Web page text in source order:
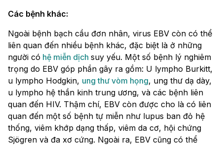
Các bệnh khác:
Ngoài bệnh bạch cầu đơn nhân, virus EBV còn có thể
liên quan đến nhiều bệnh khác, đặc biệt là ở những
người có hệ miễn dịch suy yếu. Một số bệnh lý nghiêm
trọng do EBV góp phần gây ra gồm: U lympho Burkitt,
u lympho Hodgkin, ung thư vòm họng, ung thư dạ dày,
u lympho hệ thần kinh trung ương, và các bệnh liên
quan đến HIV. Thậm chí, EBV còn được cho là có liên
quan đến một số bệnh tự miễn như lupus ban đỏ hệ
thống, viêm khớp dạng thấp, viêm da cơ, hội chứng
Sjögren và đa xơ cứng. Ngoài ra, EBV cũng có thể